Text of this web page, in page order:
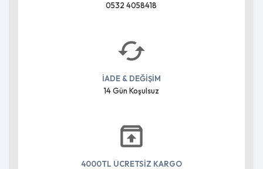
0532 4058418
İADE & DEĞİŞİM
14 Gün Koşulsuz
4000TL ÜCRETSİZ KARGO